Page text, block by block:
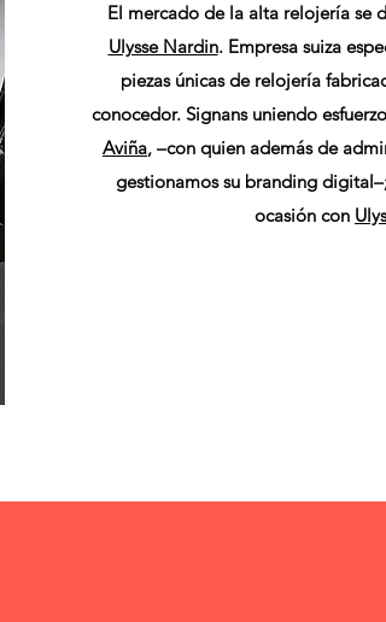
El mercado de la alta relojería se
Ulysse Nardin. Empresa suiza
piezas únicas de relojería
conocedor. Signans uniendo
Aviña, –con quien además de
gestionamos su branding
ocasión con